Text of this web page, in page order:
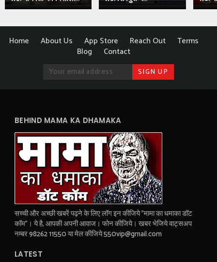
Home About Us App Store Reach Out
Terms
Blog
Contact
BEHIND MAMA KA DHAMAKA
सच्ची और अच्छी खबरें पढ़ने के लिए लॉग इन कीजिये "मामा का धमाका डॉट
कॉम"। ये है, आपकी अपनी आवाज। फोन कीजिये। खबर भेजिये वाट्सअप
नम्बर 98262 11550 या मेल कीजिये 550vip@gmail.com
LATEST